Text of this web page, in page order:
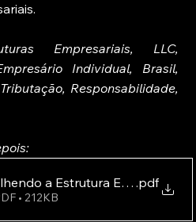
Empresariais, LLC,
Individual, Brasil,
Responsabilidade,
a Estrutura Empresarial
.pdf
• 212KB